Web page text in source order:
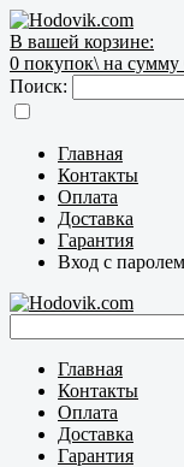
В вашей корзине:
0 покупок\ на сумму
Поиск:
Главная
Контакты
Оплата
Доставка
Гарантия
Вход с паролем
Главная
Контакты
Оплата
Доставка
Гарантия